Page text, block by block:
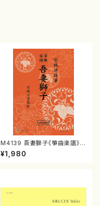
M4139 吾妻獅子《箏曲楽譜》
（箏/宮城道雄著・宮城宗家監修/
箏曲古典楽譜）
¥1,980